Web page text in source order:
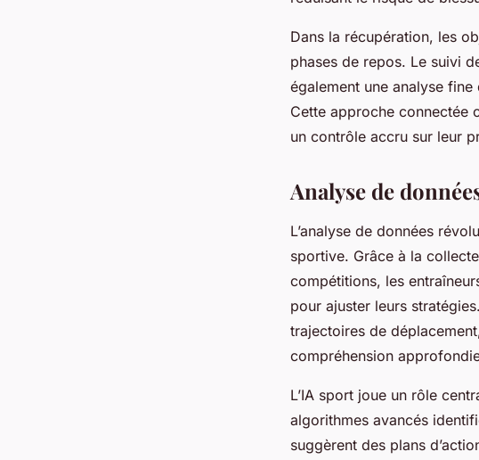
Dans la récupération, les
phases de repos. Le suivi
également une analyse
Cette approche connectée
un contrôle accru sur leur
Analyse de
L’analyse de données
sportive. Grâce à la
compétitions, les
pour ajuster leurs
trajectoires de
compréhension
L’IA sport joue un rôle
algorithmes avancés
suggèrent des plans